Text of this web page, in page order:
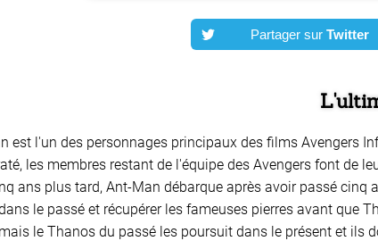
Partager sur Twitter
est l'un des personnages principaux des films Avengers
les membres restant de l'équipe des Avengers font de
ans plus tard, Ant-Man débarque après avoir passé
le passé et récupérer les fameuses pierres avant que
le Thanos du passé les poursuit dans le présent et ils